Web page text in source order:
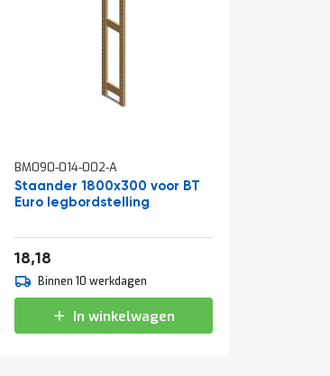
BM090-014-002-A
Staander 1800x300 voor BT
Euro legbordstelling
18,18
Binnen 10 werkdagen
In winkelwagen